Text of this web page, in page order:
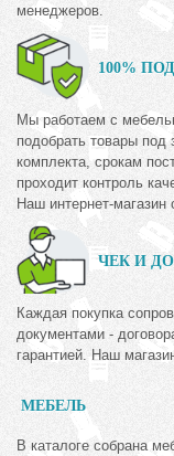
менеджеров.
100%
Мы работаем с
подобрать товары под
комплекта, срокам
проходит контроль
Наш интернет-
ЧЕК И
Каждая покупка
документами -
гарантией. Наш
МЕБЕЛЬ
В каталоге собрана